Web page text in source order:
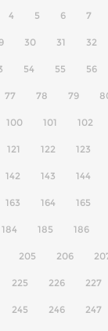
4 5 6 7
30 31 32
54 55 56
77 78 79
100 101 102
121 122 123
142 143 144
163 164 165
184 185 186
205 206
225 226 227
245 246 247